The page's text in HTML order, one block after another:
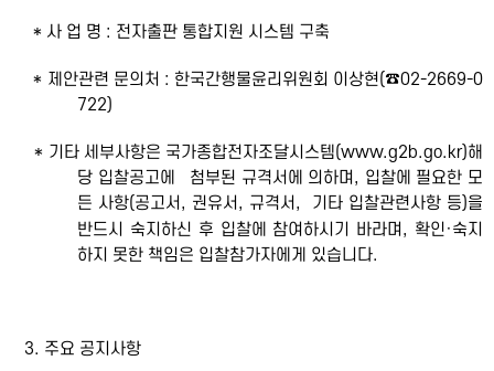
* 사 업 명 : 전자출판 통합지원 시스템 구축
* 제안관련 문의처 : 한국간행물윤리위원회 이상현(☎02-2669-0
722)
* 기타 세부사항은 국가종합전자조달시스템(www.g2b.go.kr)해
당 입찰공고에 첨부된 규격서에 의하며, 입찰에 필요한 모
든 사항(공고서, 권유서, 규격서, 기타 입찰관련사항 등)을
반드시 숙지하신 후 입찰에 참여하시기 바라며, 확인·숙지
하지 못한 책임은 입찰참가자에게 있습니다.
3. 주요 공지사항